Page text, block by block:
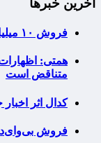
آخرین خبرها
فروش ۱۰ میلیاردی در بازارهای شبانه‌روزی صنایع‌دستی
همتی:
متناقض است
کدال اثر
فروش